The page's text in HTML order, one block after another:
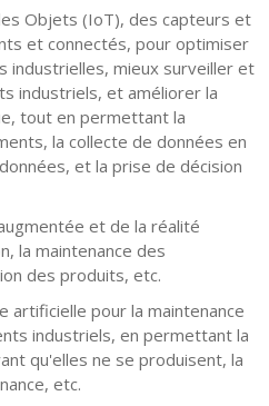
Objets (IoT), des capteurs et
et connectés, pour optimiser
industrielles, mieux surveiller et
industriels, et améliorer la
tout en permettant la
la collecte de données en
et la prise de décision
et de la réalité
la maintenance des
des produits, etc.
artificielle pour la maintenance
industriels, en permettant la
qu'elles ne se produisent, la
etc.